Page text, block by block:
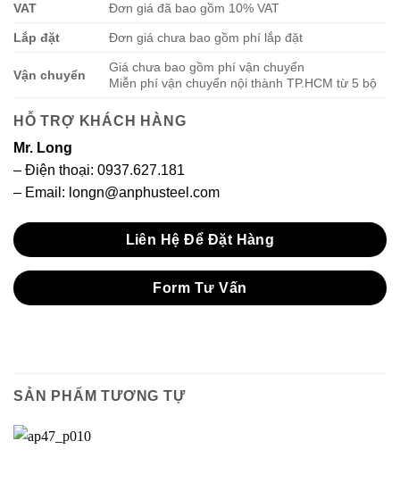
VAT Đơn giá đã bao gồm 10% VAT
Lắp đặt Đơn giá chưa bao gồm phí lắp đặt
Vận chuyển
Giá chưa bao gồm phí vận chuyển
Miễn phí vận chuyển nội thành TP.HCM từ 5 bộ
HỖ TRỢ KHÁCH HÀNG
Mr. Long
– Điện thoại: 0937.627.181
– Email: longn@anphusteel.com
Liên Hệ Để Đặt Hàng
Form Tư Vấn
SẢN PHẨM TƯƠNG TỰ